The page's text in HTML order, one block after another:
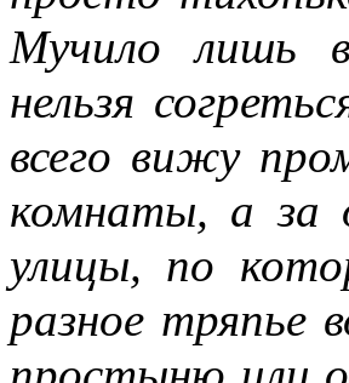
Мучило лишь
нельзя
всего вижу
комнаты, а за
улицы, по
разное тряпье